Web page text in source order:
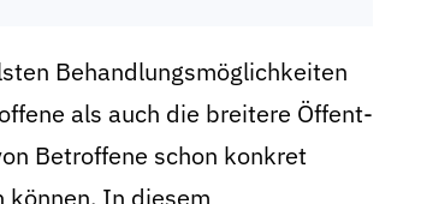
Behandlungsmöglichkeiten
als auch die breitere Öffent­
Betroffene schon konkret
In diesem